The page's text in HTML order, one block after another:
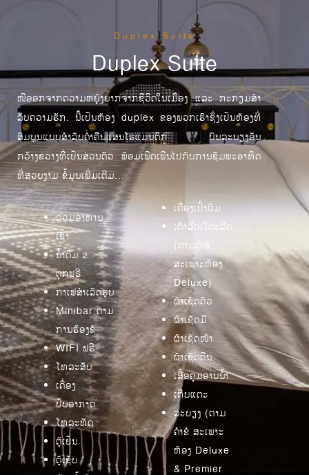
Duplex Suite
Duplex Suite
ໜີອອກຈາກຄວາມຫຍຸ້ງຍາກຈາກຊີວິດໃນເມືອງ ແລະ ກະກຽມສໍາ
ລັບຄວາມຮັກ. ນີ້ເປັນຫ້ອງ duplex ຂອງພວກເຮົາຊຶ່ງເປັນຫ້ອງທີ່
ສົມບູນແບບສໍາລັບຄ່ຳຄືນແສນໂຣແມນຕິກ ບົນລະບຽງອັນ
ກວ້າງຂວາງທີ່ເປັນສ່ວນຕົວ ພ້ອມເພີດເພີນໄປກັບການຊົມພະອາທິດ
ທີ່ສວຍງາມ ຂໍ້ມູນເພີ່ມເຕີມ...
ລວມອາຫານ
ເຊົ້າ
ນ້ຳດື່ມ 2
ຕຸກຟຣີ
ກາເຟສຳເລັດຮູບ
Minibar ຕາມ
ການຮ້ອງຂໍ
WIFI ຟຣີ
ໂທລະສັບ
ເຄື່ອງ
ປັບອາກາດ
ໂທລະທັດ
ຕູ້ເຢັນ
ຕູ້ເຊັບ
ເຄື່ອງເປົ່າຜົມ
ເຕົາລີດ/ໂຕະລີດ
(ຕາມຄຳຂໍ
ສະເພາະຫ້ອງ
Deluxe)
ຜ້າເຊັດຕົວ
ຜ້າເຊັດມື
ຜ້າເຊັດໜ້າ
ຜ້າເຊັດຕີນ
ເສື້ອຄຸມອາບນ້ຳ
ເກີບແຕະ
ລະບຽງ (ຕາມ
ຄຳຂໍ ສະເພາະ
ຫ້ອງ Deluxe
& Premier